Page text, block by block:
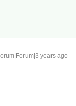
years ago